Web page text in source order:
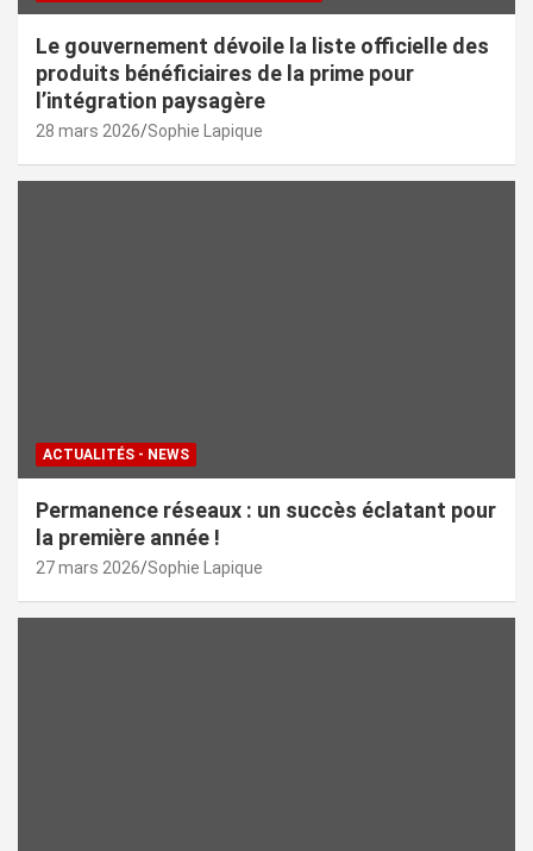
Le gouvernement dévoile la liste officielle des
produits bénéficiaires de la prime pour
l’intégration paysagère
28 mars 2026 Sophie Lapique
ACTUALITÉS - NEWS
Permanence réseaux : un succès éclatant pour
la première année !
27 mars 2026 Sophie Lapique